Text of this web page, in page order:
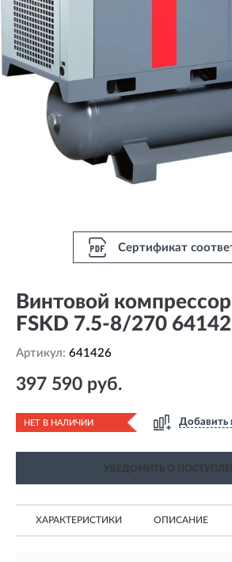
Сертификат
Винтовой
FSKD 7.5-8/270
Артикул: 641426
397 590 руб.
НЕТ В НАЛИЧИИ Добавить
УВЕДОМИТЬ О
ХАРАКТЕРИСТИКИ ОПИСАНИЕ